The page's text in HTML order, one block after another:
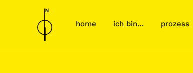
home ich bin… prozess